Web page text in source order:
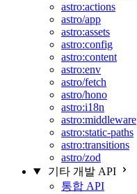
astro:actions
astro/app
astro:assets
astro:config
astro:content
astro:env
astro/fetch
astro/hono
astro:i18n
astro:middleware
astro:static-paths
astro:transitions
astro/zod
기타 개발 API
통합 API